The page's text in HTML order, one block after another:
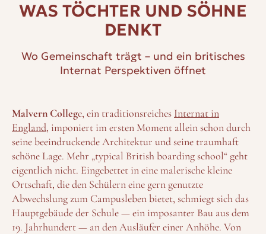
WAS TÖCHTER UND SÖHNE
DENKT
Wo Gemeinschaft trägt – und ein britisches
Internat Perspektiven öffnet
Malvern College, ein traditionsreiches Internat in
England, imponiert im ersten Moment allein schon durch
seine beeindruckende Architektur und seine traumhaft
schöne Lage. Mehr „typical British boarding school“ geht
eigentlich nicht. Eingebettet in eine malerische kleine
Ortschaft, die den Schülern eine gern genutzte
Abwechslung zum Campusleben bietet, schmiegt sich das
Hauptgebäude der Schule — ein imposanter Bau aus dem
19. Jahrhundert — an den Ausläufer einer Anhöhe. Von